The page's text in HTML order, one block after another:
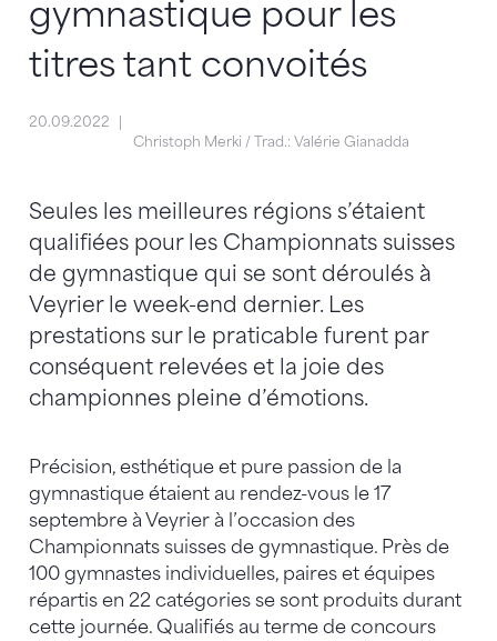
gymnastique pour les
titres tant convoités
20.09.2022
Christoph Merki / Trad.: Valérie Gianadda
Seules les meilleures régions s’étaient
qualifiées pour les Championnats suisses
de gymnastique qui se sont déroulés à
Veyrier le week-end dernier. Les
prestations sur le praticable furent par
conséquent relevées et la joie des
championnes pleine d’émotions.
Précision, esthétique et pure passion de la
gymnastique étaient au rendez-vous le 17
septembre à Veyrier à l’occasion des
Championnats suisses de gymnastique. Près de
100 gymnastes individuelles, paires et équipes
répartis en 22 catégories se sont produits durant
cette journée. Qualifiés au terme de concours